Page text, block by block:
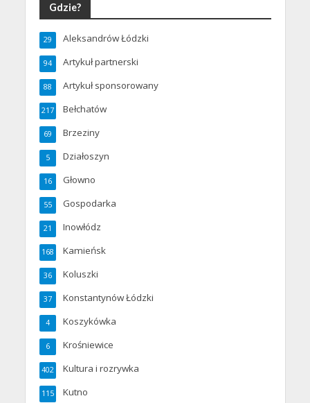
Gdzie?
Aleksandrów Łódzki
29
Artykuł partnerski
94
Artykuł sponsorowany
88
Bełchatów
217
Brzeziny
69
Działoszyn
5
Głowno
16
Gospodarka
55
Inowłódz
21
Kamieńsk
168
Koluszki
36
Konstantynów Łódzki
37
Koszykówka
4
Krośniewice
6
Kultura i rozrywka
402
Kutno
115